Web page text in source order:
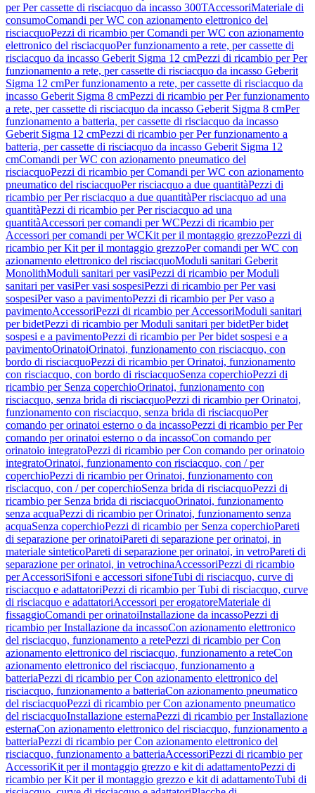
per Per cassette di risciacquo da incasso 300TAccessoriMateriale di
consumoComandi per WC con azionamento elettronico del
risciacquoPezzi di ricambio per Comandi per WC con azionamento
elettronico del risciacquoPer funzionamento a rete, per cassette di
risciacquo da incasso Geberit Sigma 12 cmPezzi di ricambio per Per
funzionamento a rete, per cassette di risciacquo da incasso Geberit
Sigma 12 cmPer funzionamento a rete, per cassette di risciacquo da
incasso Geberit Sigma 8 cmPezzi di ricambio per Per funzionamento
a rete, per cassette di risciacquo da incasso Geberit Sigma 8 cmPer
funzionamento a batteria, per cassette di risciacquo da incasso
Geberit Sigma 12 cmPezzi di ricambio per Per funzionamento a
batteria, per cassette di risciacquo da incasso Geberit Sigma 12
cmComandi per WC con azionamento pneumatico del
risciacquoPezzi di ricambio per Comandi per WC con azionamento
pneumatico del risciacquoPer risciacquo a due quantitàPezzi di
ricambio per Per risciacquo a due quantitàPer risciacquo ad una
quantitàPezzi di ricambio per Per risciacquo ad una
quantitàAccessori per comandi per WCPezzi di ricambio per
Accessori per comandi per WCKit per il montaggio grezzoPezzi di
ricambio per Kit per il montaggio grezzoPer comandi per WC con
azionamento elettronico del risciacquoModuli sanitari Geberit
MonolithModuli sanitari per vasiPezzi di ricambio per Moduli
sanitari per vasiPer vasi sospesiPezzi di ricambio per Per vasi
sospesiPer vaso a pavimentoPezzi di ricambio per Per vaso a
pavimentoAccessoriPezzi di ricambio per AccessoriModuli sanitari
per bidetPezzi di ricambio per Moduli sanitari per bidetPer bidet
sospesi e a pavimentoPezzi di ricambio per Per bidet sospesi e a
pavimentoOrinatoiOrinatoi, funzionamento con risciacquo, con
bordo di risciacquoPezzi di ricambio per Orinatoi, funzionamento
con risciacquo, con bordo di risciacquoSenza coperchioPezzi di
ricambio per Senza coperchioOrinatoi, funzionamento con
risciacquo, senza brida di risciacquoPezzi di ricambio per Orinatoi,
funzionamento con risciacquo, senza brida di risciacquoPer
comando per orinatoi esterno o da incassoPezzi di ricambio per Per
comando per orinatoi esterno o da incassoCon comando per
orinatoio integratoPezzi di ricambio per Con comando per orinatoio
integratoOrinatoi, funzionamento con risciacquo, con / per
coperchioPezzi di ricambio per Orinatoi, funzionamento con
risciacquo, con / per coperchioSenza brida di risciacquoPezzi di
ricambio per Senza brida di risciacquoOrinatoi, funzionamento
senza acquaPezzi di ricambio per Orinatoi, funzionamento senza
acquaSenza coperchioPezzi di ricambio per Senza coperchioPareti
di separazione per orinatoiPareti di separazione per orinatoi, in
materiale sinteticoPareti di separazione per orinatoi, in vetroPareti di
separazione per orinatoi, in vetrochinaAccessoriPezzi di ricambio
per AccessoriSifoni e accessori sifoneTubi di risciacquo, curve di
risciacquo e adattatoriPezzi di ricambio per Tubi di risciacquo, curve
di risciacquo e adattatoriAccessori per erogatoreMateriale di
fissaggioComandi per orinatoiInstallazione da incassoPezzi di
ricambio per Installazione da incassoCon azionamento elettronico
del risciacquo, funzionamento a retePezzi di ricambio per Con
azionamento elettronico del risciacquo, funzionamento a reteCon
azionamento elettronico del risciacquo, funzionamento a
batteriaPezzi di ricambio per Con azionamento elettronico del
risciacquo, funzionamento a batteriaCon azionamento pneumatico
del risciacquoPezzi di ricambio per Con azionamento pneumatico
del risciacquoInstallazione esternaPezzi di ricambio per Installazione
esternaCon azionamento elettronico del risciacquo, funzionamento a
batteriaPezzi di ricambio per Con azionamento elettronico del
risciacquo, funzionamento a batteriaAccessoriPezzi di ricambio per
AccessoriKit per il montaggio grezzo e kit di adattamentoPezzi di
ricambio per Kit per il montaggio grezzo e kit di adattamentoTubi di